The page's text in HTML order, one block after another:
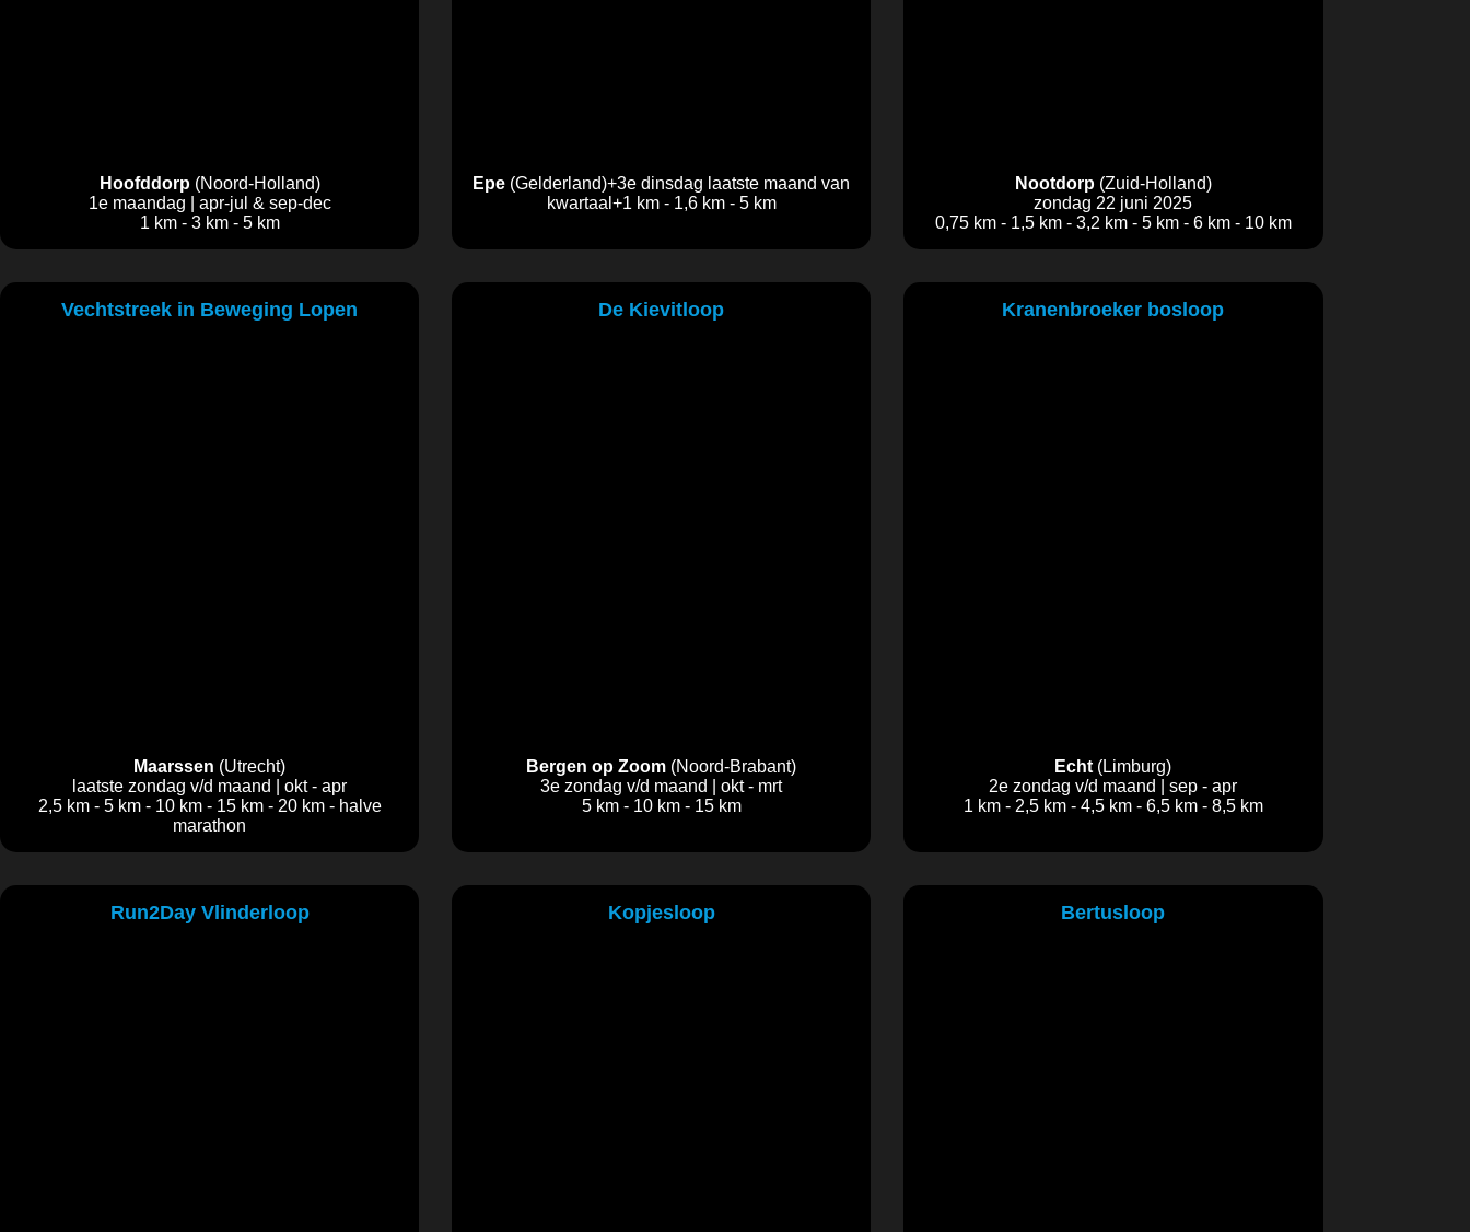
Hoofddorp(Noord-Holland)
1e maandag | apr-jul & sep-dec
1 km - 3 km - 5 km
Epe (Gelderland)+3e dinsdag laatste maand van
kwartaal+1 km - 1,6 km - 5 km
Nootdorp(Zuid-Holland)
zondag 22 juni 2025
0,75 km - 1,5 km - 3,2 km - 5 km - 6 km - 10 km
Vechtstreek in Beweging Lopen
Maarssen (Utrecht)
laatste zondag v/d maand | okt - apr
2,5 km - 5 km - 10 km - 15 km - 20 km - halve
marathon
De Kievitloop
Bergen op Zoom (Noord-Brabant)
3e zondag v/d maand | okt - mrt
5 km - 10 km - 15 km
Kranenbroeker bosloop
Echt (Limburg)
2e zondag v/d maand | sep - apr
1 km - 2,5 km - 4,5 km - 6,5 km - 8,5 km
Run2Day Vlinderloop Kopjesloop Bertusloop